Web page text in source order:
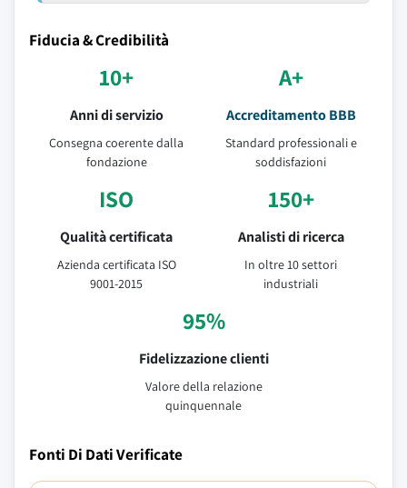
Fiducia & Credibilità
10+
Anni di servizio
Consegna coerente dalla
fondazione
A+
Accreditamento BBB
Standard professionali e
soddisfazioni
ISO
Qualità certificata
Azienda certificata ISO
9001-2015
150+
Analisti di ricerca
In oltre 10 settori
industriali
95%
Fidelizzazione clienti
Valore della relazione
quinquennale
Fonti Di Dati Verificate